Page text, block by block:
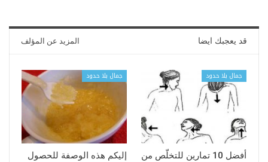
قد يعجبك ايضا المزيد عن المؤلف
جمال بلا حدود
أفضل 10 تمارين للتخلّص من
جمال بلا حدود
إليكم هذه الوصفة للحصول